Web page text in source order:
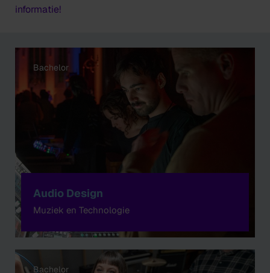
informatie!
Bachelor
Audio Design
Muziek en Technologie
Bachelor